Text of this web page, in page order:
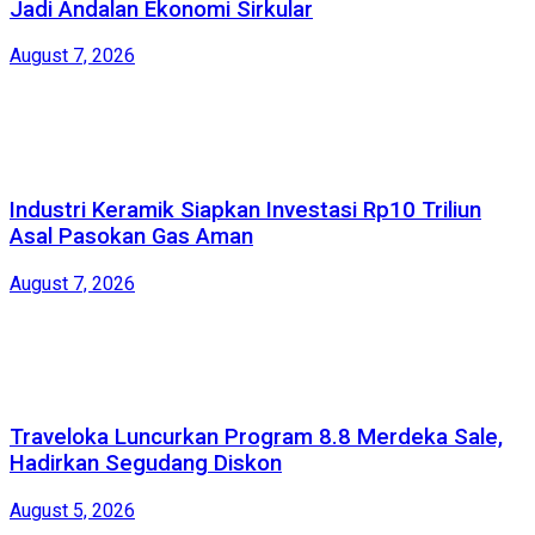
Jadi Andalan Ekonomi Sirkular
August 7, 2026
Industri Keramik Siapkan Investasi Rp10 Triliun
Asal Pasokan Gas Aman
August 7, 2026
Traveloka Luncurkan Program 8.8 Merdeka Sale,
Hadirkan Segudang Diskon
August 5, 2026